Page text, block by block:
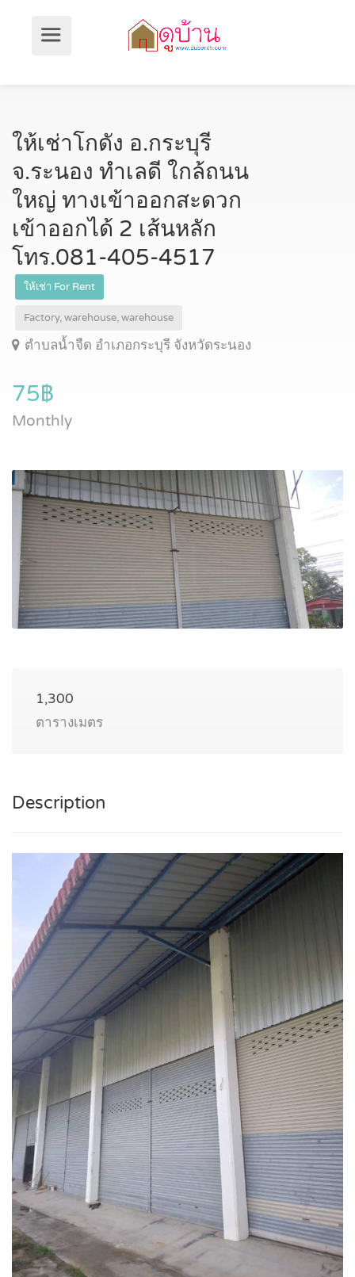
ให้เช่าโกดัง อ.กระบุรี
จ.ระนอง ทำเลดี ใกล้ถนน
ใหญ่ ทางเข้าออกสะดวก
เข้าออกได้ 2 เส้นหลัก
โทร.081-405-4517
ให้เช่า For Rent
Factory, warehouse, warehouse
ตำบลน้ำจืด อำเภอกระบุรี จังหวัดระนอง
75฿
Monthly
1,300
ตารางเมตร
Description